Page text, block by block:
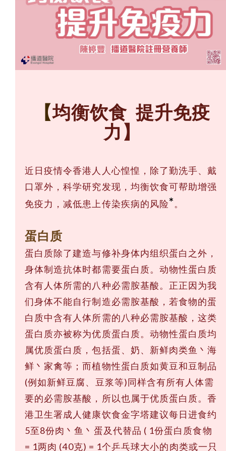
【均衡饮食 提升免疫
力】
近日疫情令香港人人心惶惶，除了勤洗手、戴
口罩外，科学研究发现，均衡饮食可帮助增强
免疫力，减低患上传染疾病的风险*。
蛋白质
蛋白质除了建造与修补身体内组织蛋白之外，
身体制造抗体时都需要蛋白质。动物性蛋白质
含有人体所需的八种必需胺基酸。正正因为我
们身体不能自行制造必需胺基酸，若食物的蛋
白质中含有人体所需的八种必需胺基酸，这类
蛋白质亦被称为优质蛋白质。动物性蛋白质均
属优质蛋白质，包括蛋、奶、新鲜肉类鱼丶海
鲜丶家禽等；而植物性蛋白质如黄豆和豆制品
(例如新鲜豆腐、豆浆等)同样含有所有人体需
要的必需胺基酸，所以也属于优质蛋白质。香
港卫生署成人健康饮食金字塔建议每日进食约
5至8份肉丶鱼丶蛋及代替品 ( 1份蛋白质食物
= 1两肉 (40克) = 1个乒乓球大小的肉类或一只